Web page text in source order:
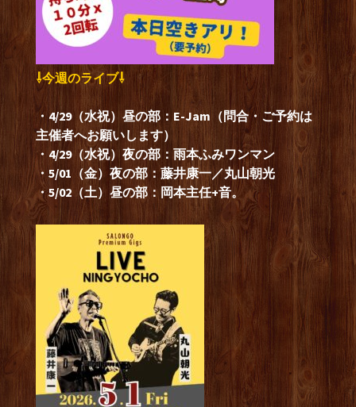
⇩今週のライブ⇩
・4/29（水祝）昼の部：E-Jam（問合・ご予約は
主催者へお願いします）
・4/29（水祝）夜の部：雨本ふみワンマン
・5/01（金）夜の部：藤井康一／丸山朝光
・5/02（土）昼の部：岡本主任+音。